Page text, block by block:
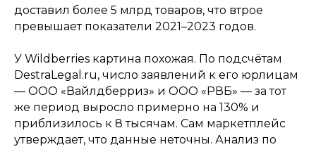
доставил более 5 млрд товаров, что втрое
превышает показатели 2021–2023 годов.
У Wildberries картина похожая. По подсчётам
DestraLegal.ru, число заявлений к его юрлицам
— ООО «Вайлдберриз» и ООО «РВБ» — за тот
же период выросло примерно на 130% и
приблизилось к 8 тысячам. Сам маркетплейс
утверждает, что данные неточны. Анализ по